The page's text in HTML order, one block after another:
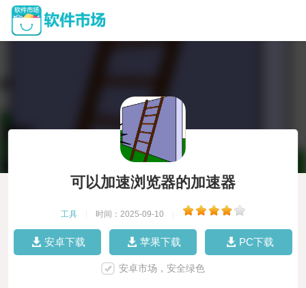
可以加速浏览器的加速器
工具 时间：2025-09-10
安卓下载 苹果下载 PC下载
安卓市场，安全绿色